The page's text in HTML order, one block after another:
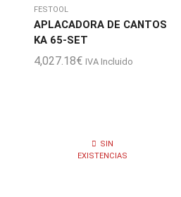
FESTOOL
APLACADORA DE CANTOS
KA 65-SET
4,027.18€ IVA Incluido
SIN
EXISTENCIAS